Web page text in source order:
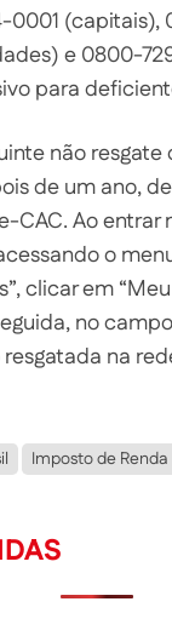
(capitais),
e 0800-
para
não resgate
de um ano,
CAC. Ao entrar
o
clicar em
no
na
Imposto de Renda